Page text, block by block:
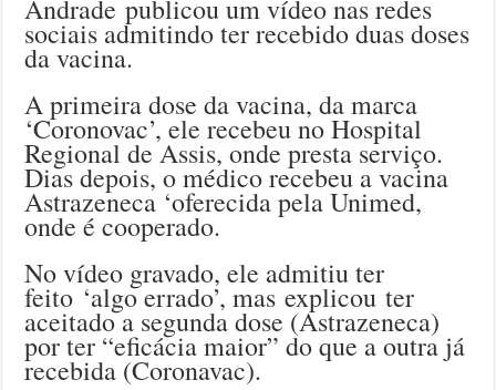
Andrade publicou um vídeo nas redes
sociais admitindo ter recebido duas doses
da vacina.
A primeira dose da vacina, da marca
‘Coronovac’, ele recebeu no Hospital
Regional de Assis, onde presta serviço.
Dias depois, o médico recebeu a vacina
Astrazeneca ‘oferecida pela Unimed,
onde é cooperado.
No vídeo gravado, ele admitiu ter
feito ‘algo errado’, mas explicou ter
aceitado a segunda dose (Astrazeneca)
por ter “eficácia maior” do que a outra já
recebida (Coronavac).